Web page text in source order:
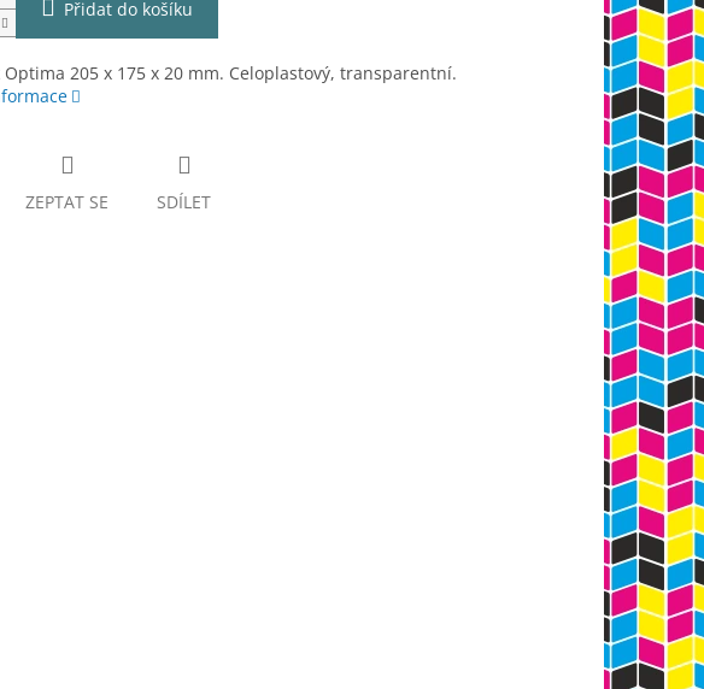
Přidat do košíku
205 x 175 x 20 mm. Celoplastový, transparentní.
ZEPTAT SE SDÍLET